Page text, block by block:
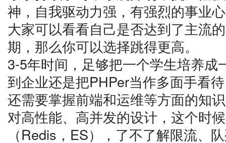
神，自我驱动力强，有强烈的事业
大家可以看看自己是否达到了主流
期，那么你可以选择跳得更高。
3-5年时间，足够把一个学生培养
到企业还是把PHPer当作多面手看
还需要掌握前端和运维等方面的知
对高性能、高并发的设计，这个时
（Redis，ES），了不了解限流、